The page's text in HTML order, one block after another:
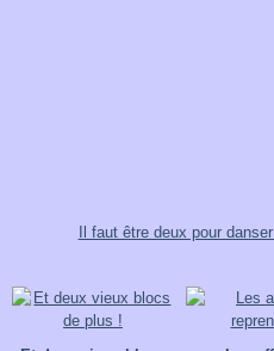
Il faut être deux pour